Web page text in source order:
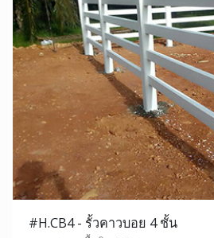
#H.CB4 - รั้วคาวบอย 4 ชั้น